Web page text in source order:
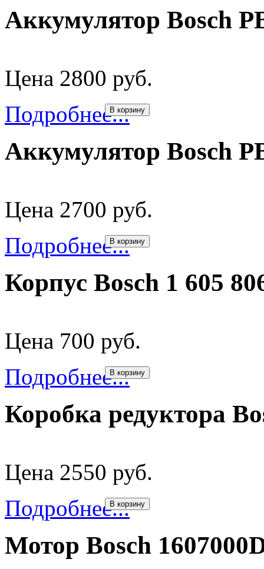
Аккумулятор Bosch
Цена 2800 руб.
Подробнее...
В корзину
Аккумулятор Bosch
Цена 2700 руб.
Подробнее...
В корзину
Корпус Bosch 1 605
Цена 700 руб.
Подробнее...
В корзину
Коробка редуктора
Цена 2550 руб.
Подробнее...
В корзину
Мотор Bosch